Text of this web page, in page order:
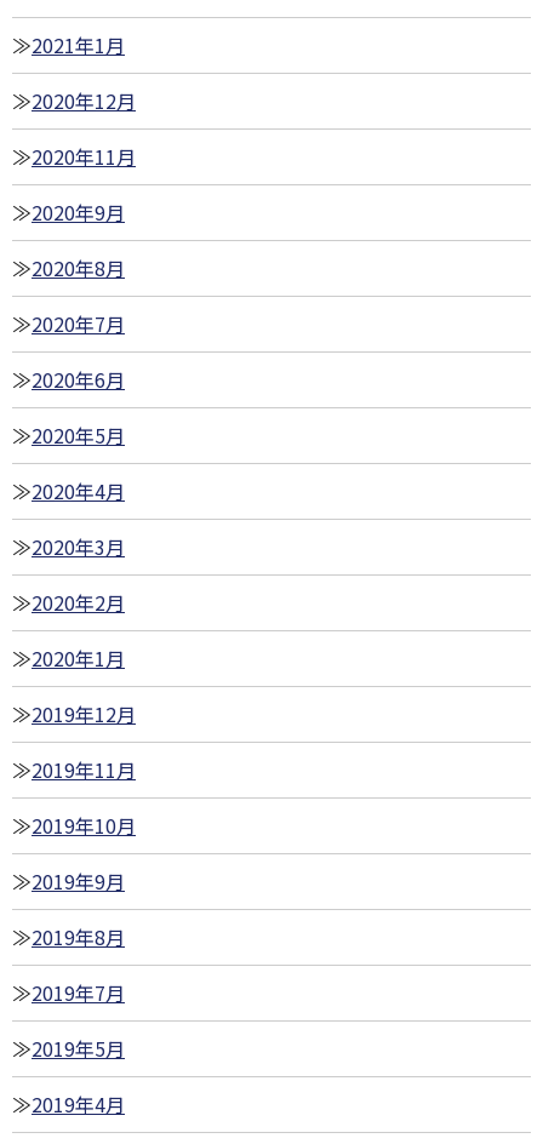
2021年1月
2020年12月
2020年11月
2020年9月
2020年8月
2020年7月
2020年6月
2020年5月
2020年4月
2020年3月
2020年2月
2020年1月
2019年12月
2019年11月
2019年10月
2019年9月
2019年8月
2019年7月
2019年5月
2019年4月